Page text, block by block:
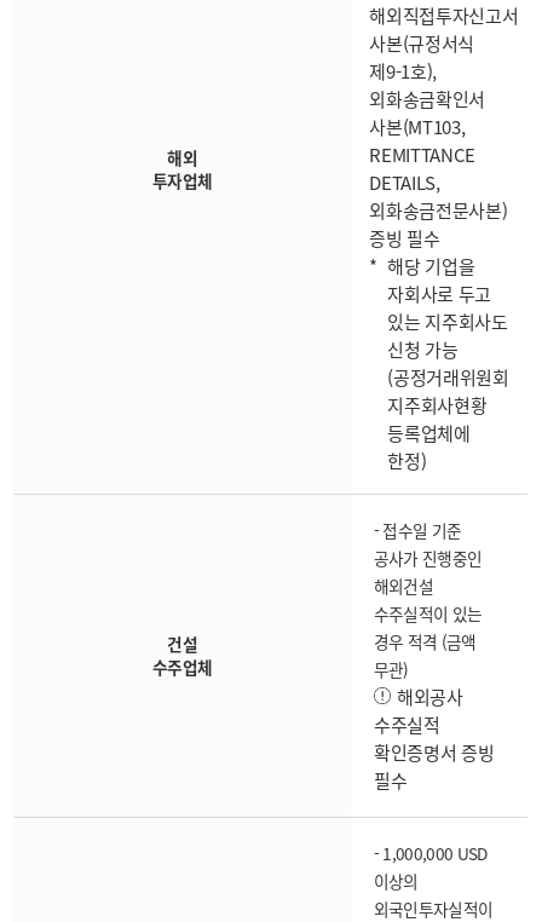
해외
투자업체
해외직접투자신고서
사본(규정서식
제9-1호),
외화송금확인서
사본(MT103,
REMITTANCE
DETAILS,
외화송금전문사본)
증빙 필수
해당 기업을
자회사로 두고
있는 지주회사도
신청 가능
(공정거래위원회
지주회사현황
등록업체에
한정)
건설
수주업체
- 접수일 기준
공사가 진행중인
해외건설
수주실적이 있는
경우 적격 (금액
무관)
해외공사
수주실적
확인증명서 증빙
필수
- 1,000,000 USD
이상의
외국인투자실적이